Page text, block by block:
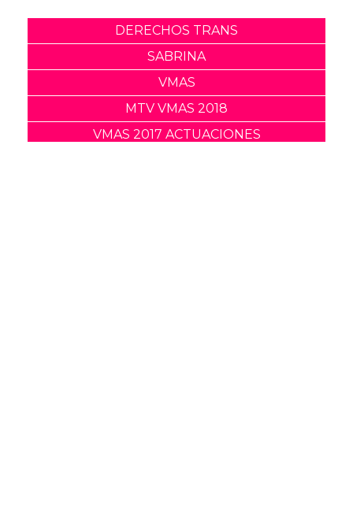
DERECHOS TRANS
SABRINA
VMAS
MTV VMAS 2018
VMAS 2017 ACTUACIONES